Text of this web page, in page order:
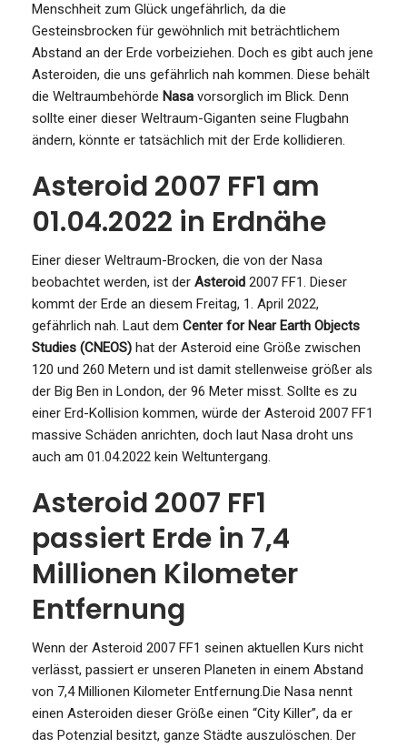
Menschheit zum Glück ungefährlich, da die
Gesteinsbrocken für gewöhnlich mit beträchtlichem
Abstand an der Erde vorbeiziehen. Doch es gibt auch jene
Asteroiden, die uns gefährlich nah kommen. Diese behält
die Weltraumbehörde Nasa vorsorglich im Blick. Denn
sollte einer dieser Weltraum-Giganten seine Flugbahn
ändern, könnte er tatsächlich mit der Erde kollidieren.
Asteroid 2007 FF1 am
01.04.2022 in Erdnähe
Einer dieser Weltraum-Brocken, die von der Nasa
beobachtet werden, ist der Asteroid 2007 FF1. Dieser
kommt der Erde an diesem Freitag, 1. April 2022,
gefährlich nah. Laut dem Center for Near Earth Objects
Studies (CNEOS) hat der Asteroid eine Größe zwischen
120 und 260 Metern und ist damit stellenweise größer als
der Big Ben in London, der 96 Meter misst. Sollte es zu
einer Erd-Kollision kommen, würde der Asteroid 2007 FF1
massive Schäden anrichten, doch laut Nasa droht uns
auch am 01.04.2022 kein Weltuntergang.
Asteroid 2007 FF1
passiert Erde in 7,4
Millionen Kilometer
Entfernung
Wenn der Asteroid 2007 FF1 seinen aktuellen Kurs nicht
verlässt, passiert er unseren Planeten in einem Abstand
von 7,4 Millionen Kilometer Entfernung.Die Nasa nennt
einen Asteroiden dieser Größe einen “City Killer”, da er
das Potenzial besitzt, ganze Städte auszulöschen. Der